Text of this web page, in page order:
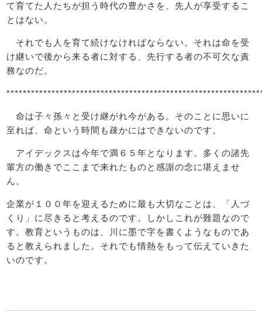
て育てた人たちが担う時代の豊かさを、先人が享受するこ
とはない。
それでも人を育て続けなければならない。それは命を受
け継いで後から来る者に対する、先行する者の不可欠な責
務なのだ。
命は子々孫々と受け継がれ今がある。そのことに思いに
至れば、命という時間も疎かにはできないのです。
アイデックスは今年で満６５年となります。多くの諸先
輩方の働きでここまで来れたものと感謝の念に堪えませ
ん。
企業が１００年を迎えるために最も大切なことは、「人づ
くり」に尽きると考えるのです。しかしこれが難題なので
す。教育というものは、川に墨で字を書くようなものであ
ると教えられました。それでも情熱をもって伝えていきた
いのです。